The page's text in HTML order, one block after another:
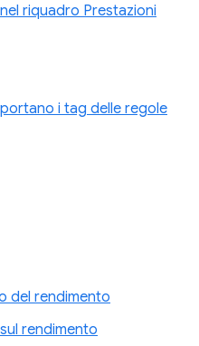
riquadro Prestazioni
i tag delle regole
del rendimento
rendimento